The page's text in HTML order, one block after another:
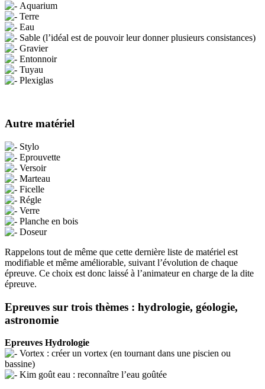
Aquarium
Terre
Eau
Sable (l’idéal est de pouvoir leur donner plusieurs consistances)
Gravier
Entonnoir
Tuyau
Plexiglas
Autre matériel
Stylo
Eprouvette
Versoir
Marteau
Ficelle
Régle
Verre
Planche en bois
Doseur
Rappelons tout de même que cette dernière liste de matériel est
modifiable et même améliorable, suivant l’évolution de chaque
épreuve. Ce choix est donc laissé à l’animateur en charge de la dite
épreuve.
Epreuves sur trois thèmes : hydrologie, géologie,
astronomie
Epreuves Hydrologie
Vortex : créer un vortex (en tournant dans une piscien ou
bassine)
Kim goût eau : reconnaître l’eau goûtée